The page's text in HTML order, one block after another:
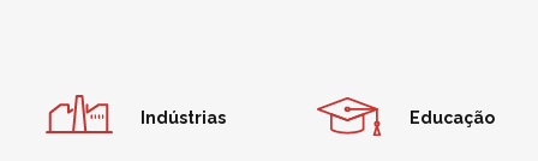
Indústrias Educação